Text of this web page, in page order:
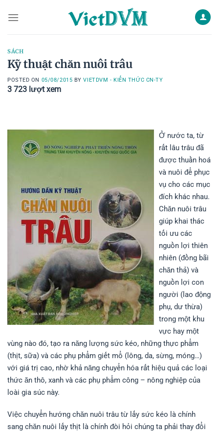
SÁCH
Kỹ thuật chăn nuôi trâu
POSTED ON 05/08/2015 BYVIETDVM - KIẾN THỨC CN-TY
3 723 lượt xem
Ở nước ta, từ
rất lâu trâu đã
được thuần hoá
và nuôi để phục
vụ cho các mục
đích khác nhau.
Chăn nuôi trâu
giúp khai thác
tối ưu các
nguồn lợi thiên
nhiên (đồng bãi
chăn thả) và
nguồn lợi con
người (lao động
phụ, dư thừa)
trong một khu
vực hay một
vùng nào đó, tạo ra năng lượng sức kéo, những thực phẩm
(thịt, sữa) và các phụ phẩm giết mổ (lông, da, sừng, móng…)
với giá trị cao, nhờ khả năng chuyển hóa rất hiệu quả các loại
thức ăn thô, xanh và các phụ phẩm công – nông nghiệp của
loài gia súc này.
Việc chuyển hướng chăn nuôi trâu từ lấy sức kéo là chính
sang chăn nuôi lấy thịt là chính đòi hỏi chúng ta phải thay đổi